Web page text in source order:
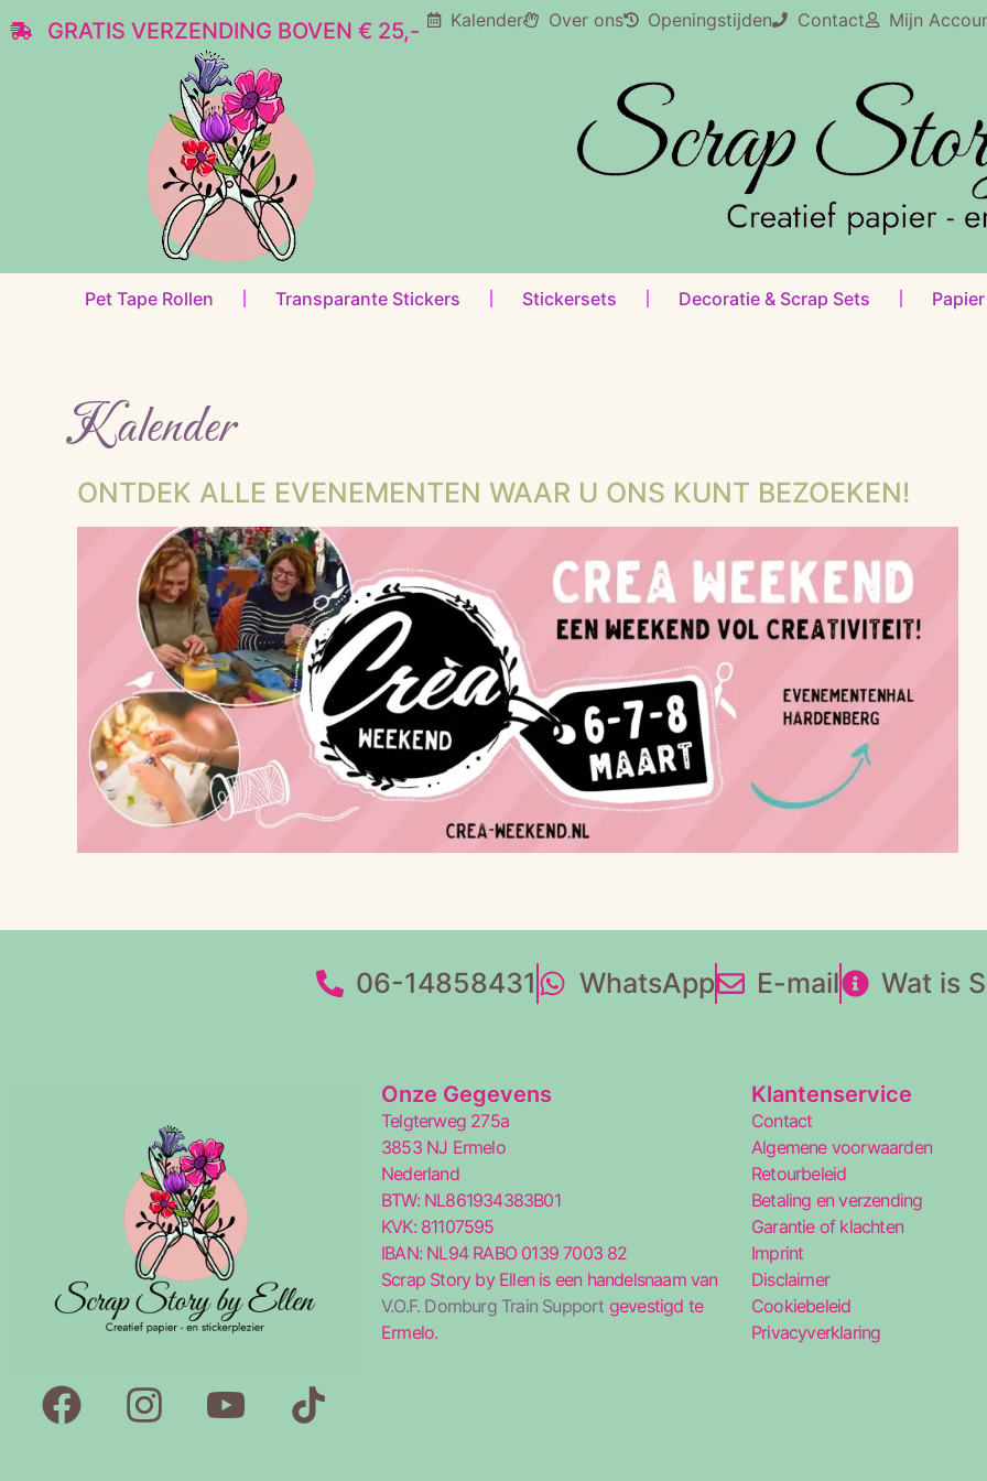
GRATIS VERZENDING BOVEN € 25,- Kalender Over ons Openingstijden Contact Mijn
Pet Tape Rollen Transparante Stickers Stickersets Decoratie & Scrap Sets
Kalender
ONTDEK ALLE EVENEMENTEN WAAR U ONS KUNT BEZOEKEN!
06-14858431 WhatsApp E-mail Wat is
Onze Gegevens
Telgterweg 275a
3853 NJ Ermelo
Nederland
BTW: NL861934383B01
KVK: 81107595
IBAN: NL94 RABO 0139 7003 82
Scrap Story by Ellen is een handelsnaam van
V.O.F. Domburg Train Support gevestigd te
Ermelo.
Klantenservice
Contact
Algemene voorwaarden
Retourbeleid
Betaling en verzending
Garantie of klachten
Imprint
Disclaimer
Cookiebeleid
Privacyverklaring